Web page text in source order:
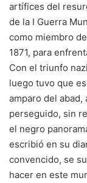
artífices del
de la I Guerra
como miembro
1871, para
Con el triunfo
luego tuvo que
amparo del abad,
perseguido, sin
el negro
escribió en su
convencido, se
hacer en este